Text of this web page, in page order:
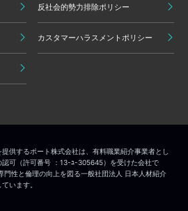
反社会的勢力排除ポリシー
カスタマーハラスメントポリシー